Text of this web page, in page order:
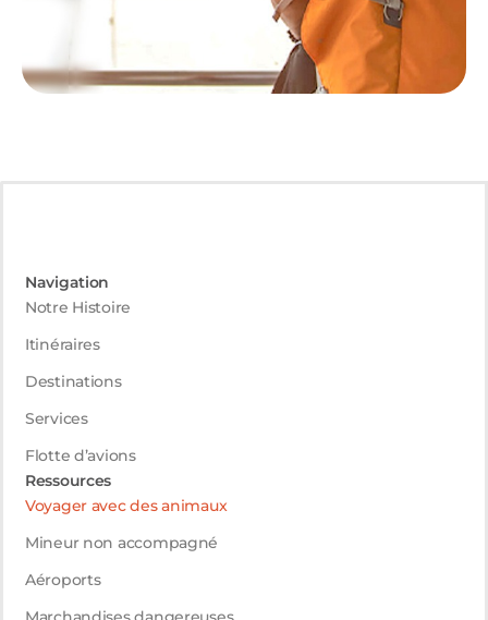
Navigation
Notre Histoire
Itinéraires
Destinations
Services
Flotte d’avions
Ressources
Voyager avec des animaux
Mineur non accompagné
Aéroports